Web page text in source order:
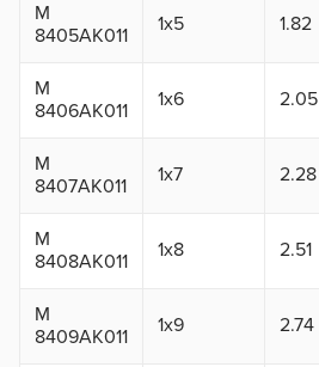
М
8405АК011
1x5 1.82
М
8406АК011
1x6 2.05
М
8407АК011
1x7 2.28
М
8408АК011
1x8 2.51
М
8409АК011
1x9 2.74